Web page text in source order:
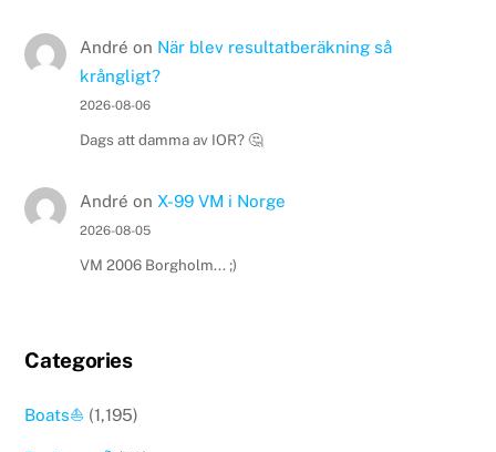
André on När blev resultatberäkning så
krångligt?
2026-08-06
Dags att damma av IOR? 🤔
André on X-99 VM i Norge
2026-08-05
VM 2006 Borgholm... ;)
Categories
Boats⛵️ (1,195)